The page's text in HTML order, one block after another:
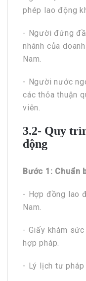
phép lao động
- Người đứng
nhánh của
Nam.
- Người nước
các thỏa thuận
viên.
3.2- Quy
động
Bước 1: Chuẩn
- Hợp đồng lao
Nam.
- Giấy khám
hợp pháp.
- Lý lịch tư pháp